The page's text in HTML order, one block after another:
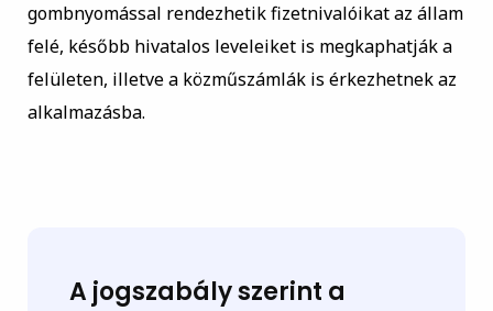
gombnyomással rendezhetik fizetnivalóikat az állam
felé, később hivatalos leveleiket is megkaphatják a
felületen, illetve a közműszámlák is érkezhetnek az
alkalmazásba.
A jogszabály szerint a